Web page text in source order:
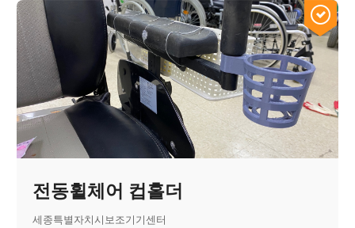
전동휠체어 컵홀더
세종특별자치시보조기기센터